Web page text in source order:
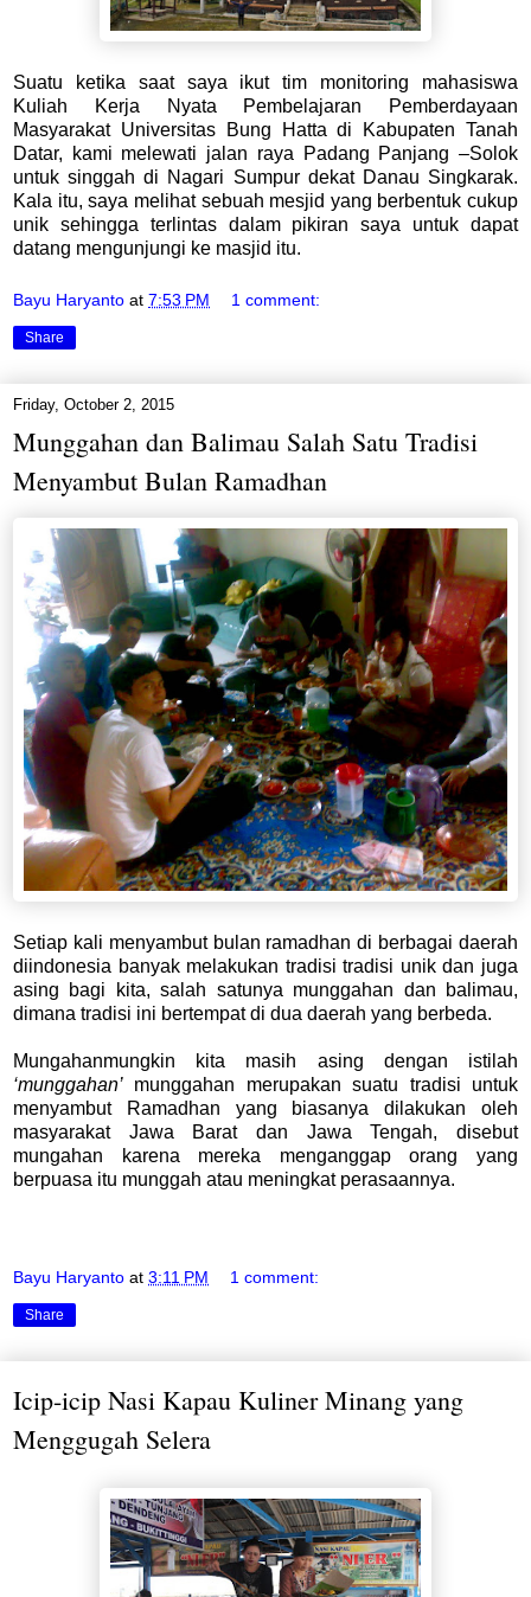
Suatu ketika saat saya ikut tim monitoring mahasiswa
Kuliah Kerja Nyata Pembelajaran Pemberdayaan
Masyarakat Universitas Bung Hatta di Kabupaten Tanah
Datar, kami melewati jalan raya Padang Panjang –Solok
untuk singgah di Nagari Sumpur dekat Danau Singkarak.
Kala itu, saya melihat sebuah mesjid yang berbentuk cukup
unik sehingga terlintas dalam pikiran saya untuk dapat
datang mengunjungi ke masjid itu.
Bayu Haryanto at 7:53 PM 1 comment:
Share
Friday, October 2, 2015
Munggahan dan Balimau Salah Satu Tradisi
Menyambut Bulan Ramadhan
Setiap kali menyambut bulan ramadhan di berbagai daerah
diindonesia banyak melakukan tradisi tradisi unik dan juga
asing bagi kita, salah satunya munggahan dan balimau,
dimana tradisi ini bertempat di dua daerah yang berbeda.
Mungahanmungkin kita masih asing dengan istilah
‘munggahan’ munggahan merupakan suatu tradisi untuk
menyambut Ramadhan yang biasanya dilakukan oleh
masyarakat Jawa Barat dan Jawa Tengah, disebut
mungahan karena mereka menganggap orang yang
berpuasa itu munggah atau meningkat perasaannya.
Bayu Haryanto at 3:11 PM 1 comment:
Share
Icip-icip Nasi Kapau Kuliner Minang yang
Menggugah Selera